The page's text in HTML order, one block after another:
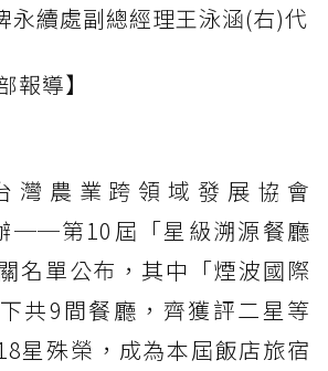
永續處副總經理王泳涵(右)代
報導】
灣農業跨領域發展協會
辦──第10屆「星級溯源餐廳
名單公布，其中「煙波國際
共9間餐廳，齊獲評二星等
星殊榮，成為本屆飯店旅宿